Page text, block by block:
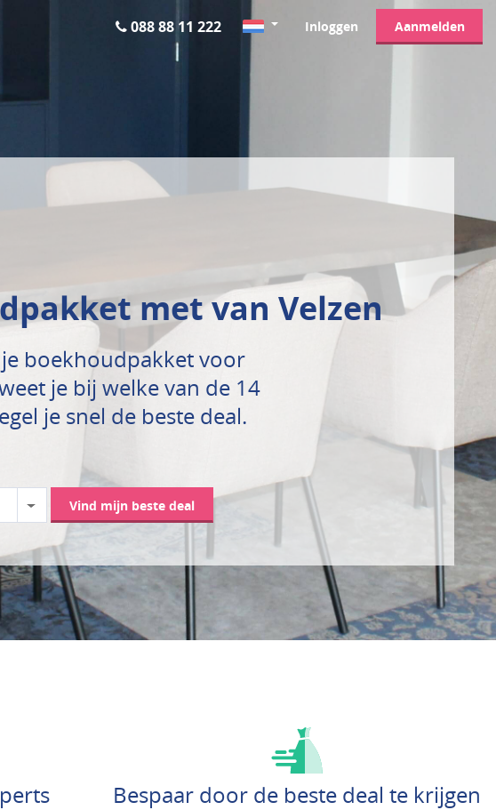
088 88 11 222 Inloggen Aanmelden
met van Velzen
boekhoudpakket voor
je bij welke van de 14
je snel de beste deal.
Vind mijn beste deal
Bespaar door de beste deal te krijgen